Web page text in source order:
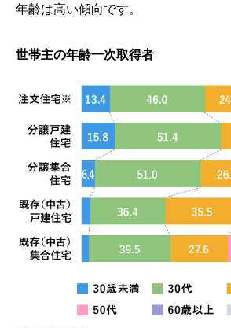
年齢は高い傾向です。
世帯主の年齢一次取得者